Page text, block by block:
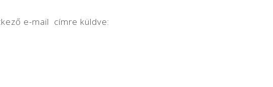
e-mail címre küldve: